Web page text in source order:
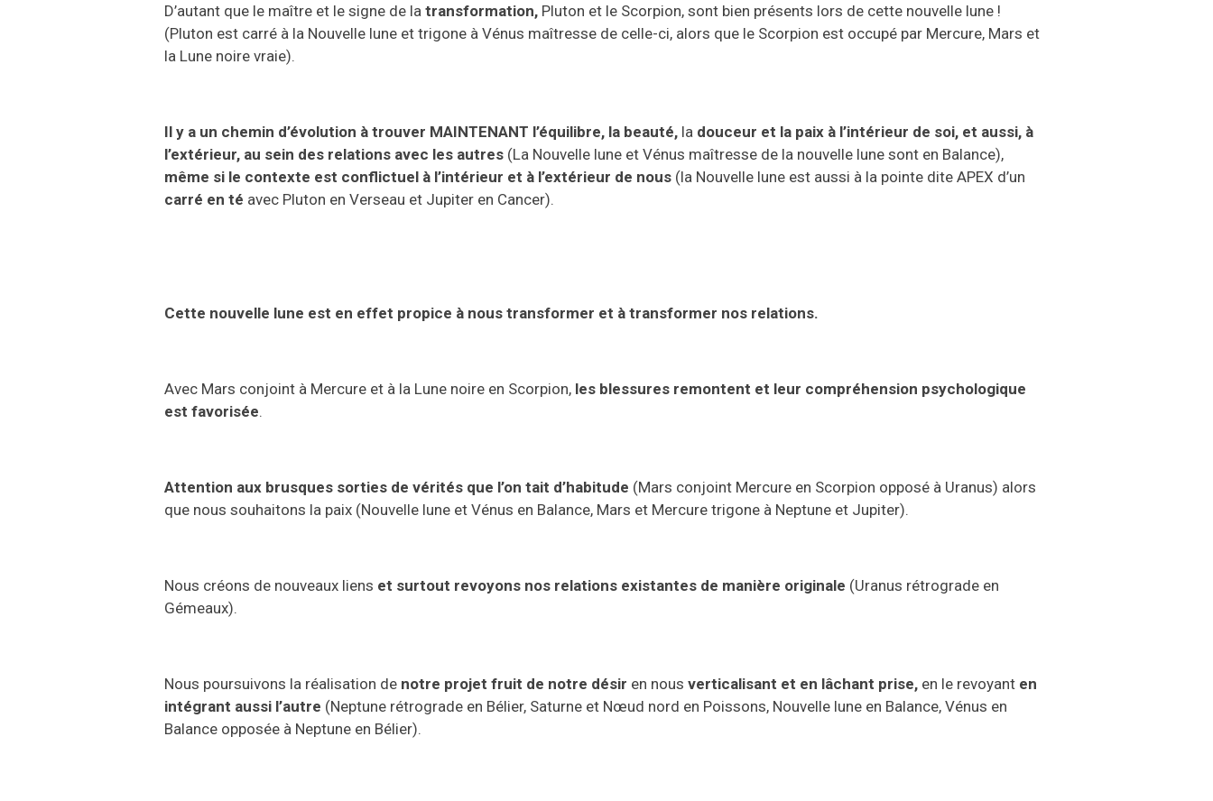
D’autant que le maître et le signe de la transformation, Pluton et le Scorpion, sont bien présents lors de cette nouvelle lune !
(Pluton est carré à la Nouvelle lune et trigone à Vénus maîtresse de celle-ci, alors que le Scorpion est occupé par Mercure, Mars et
la Lune noire vraie).
Il y a un chemin d’évolution à trouver MAINTENANT l’équilibre, la beauté, la douceur et la paix à l’intérieur de soi, et aussi, à
l’extérieur, au sein des relations avec les autres (La Nouvelle lune et Vénus maîtresse de la nouvelle lune sont en Balance),
même si le contexte est conflictuel à l’intérieur et à l’extérieur de nous (la Nouvelle lune est aussi à la pointe dite APEX d’un
carré en té avec Pluton en Verseau et Jupiter en Cancer).
Cette nouvelle lune est en effet propice à nous transformer et à transformer nos relations.
Avec Mars conjoint à Mercure et à la Lune noire en Scorpion, les blessures remontent et leur compréhension psychologique
est favorisée.
Attention aux brusques sorties de vérités que l’on tait d’habitude (Mars conjoint Mercure en Scorpion opposé à Uranus) alors
que nous souhaitons la paix (Nouvelle lune et Vénus en Balance, Mars et Mercure trigone à Neptune et Jupiter).
Nous créons de nouveaux liens et surtout revoyons nos relations existantes de manière originale (Uranus rétrograde en
Gémeaux).
Nous poursuivons la réalisation de notre projet fruit de notre désir en nous verticalisant et en lâchant prise, en le revoyant en
intégrant aussi l’autre (Neptune rétrograde en Bélier, Saturne et Nœud nord en Poissons, Nouvelle lune en Balance, Vénus en
Balance opposée à Neptune en Bélier).